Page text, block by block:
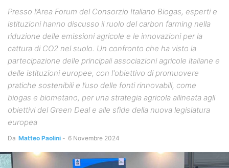
Presso l’Area Forum del Consorzio Italiano Biogas, esperti e
istituzioni hanno discusso il ruolo del carbon farming nella
riduzione delle emissioni agricole e le innovazioni per la
cattura di CO2 nel suolo. Un confronto che ha visto la
partecipazione delle principali associazioni agricole italiane e
delle istituzioni europee, con l'obiettivo di promuovere
pratiche sostenibili e l’uso delle fonti rinnovabili, come
biogas e biometano, per una strategia agricola allineata agli
obiettivi del Green Deal e alle sfide della nuova legislatura
europea
Da Matteo Paolini - 6 Novembre 2024